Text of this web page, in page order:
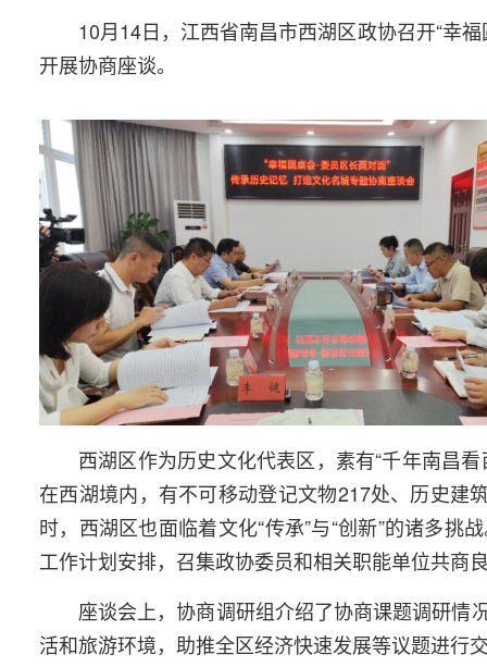
10月14日，江西省南昌市西湖区政协召开“幸
开展协商座谈。
西湖区作为历史文化代表区，素有“千年南昌
在西湖境内，有不可移动登记文物217处、历史建
时，西湖区也面临着文化“传承”与“创新”的诸多挑
工作计划安排，召集政协委员和相关职能单位共商
座谈会上，协商调研组介绍了协商课题调研情
活和旅游环境，助推全区经济快速发展等议题进行